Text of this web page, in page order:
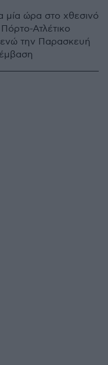
μία ώρα στο χθεσινό
Ατλέτικο
την Παρασκευή